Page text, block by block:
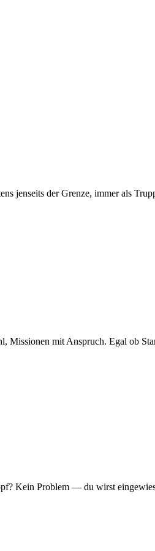
jenseits der Grenze, immer als
Missionen mit Anspruch. Egal ob
Kein Problem — du wirst